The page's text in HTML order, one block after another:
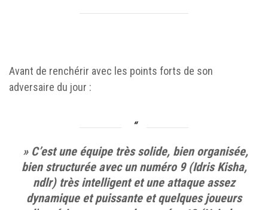
Avant de renchérir avec les points forts de son
adversaire du jour :
» C’est une équipe très solide, bien organisée,
bien structurée avec un numéro 9 (Idris Kisha,
ndlr) très intelligent et une attaque assez
dynamique et puissante et quelques joueurs